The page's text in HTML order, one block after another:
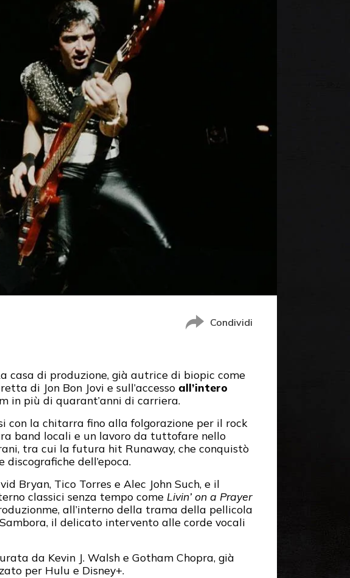
Condividi
casa di produzione, già autrice di biopic come
di Jon Bon Jovi e sull’accesso all’intero
in più di quarant’anni di carriera.
con la chitarra fino alla folgorazione per il rock
band locali e un lavoro da tuttofare nello
tra cui la futura hit Runaway, che conquistò
dell’epoca.
Bryan, Tico Torres e Alec John Such, e il
classici senza tempo come Livin’ on a Prayer
all’interno della trama della pellicola
il delicato intervento alle corde vocali
da Kevin J. Walsh e Gotham Chopra, già
per Hulu e Disney+.